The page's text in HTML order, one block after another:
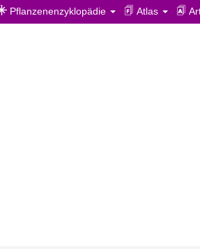
Pflanzenenzyklopädie Atlas